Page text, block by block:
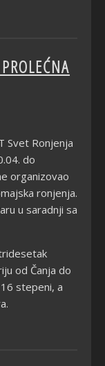
Svet Ronjenja
do
organizovao
ronjenja.
u saradnji sa
od Čanja do
stepeni, a